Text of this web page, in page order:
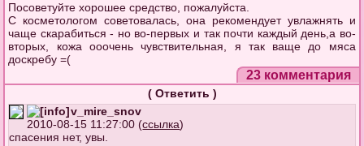
Посоветуйте хорошее средство, пожалуйста.
С косметологом советовалась, она рекомендует увлажнять и
чаще скарабиться - но во-первых и так почти каждый день,а во-
вторых, кожа ооочень чувствительная, я так ваще до мяса
доскребу =(
23 комментария
( Ответить )
v_mire_snov
2010-08-15 11:27:00 (ссылка)
спасения нет, увы.